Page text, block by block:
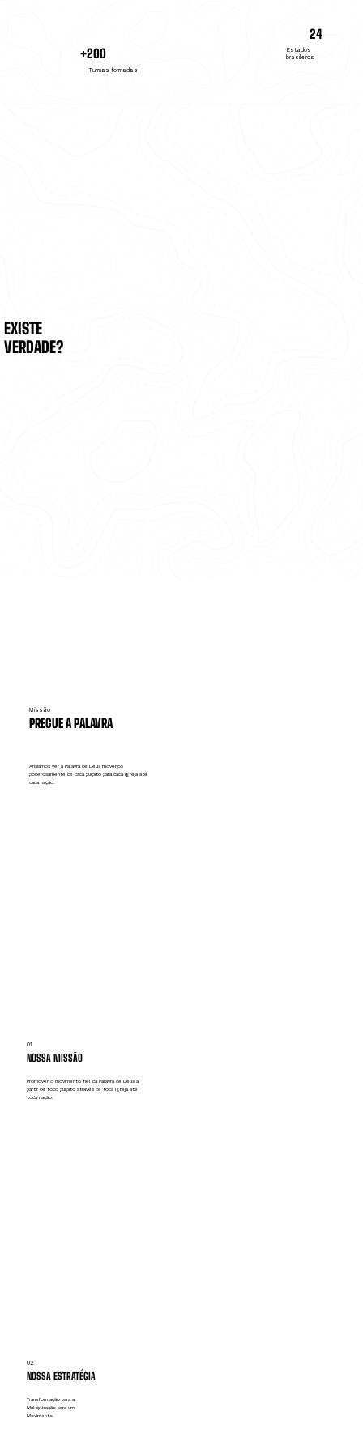
+200
Turmas formadas
24
Estados
brasileiros
EXISTE
VERDADE?
Missão
PREGUE A PALAVRA
Ansiamos ver a Palavra de Deus movendo
poderosamente de cada púlpito para cada igreja até
cada nação.
01
NOSSA MISSÃO
Promover o movimento fiel da Palavra de Deus a
partir de todo púlpito através de toda igreja até
toda nação.
02
NOSSA ESTRATÉGIA
Transformação para a
Multiplicação para um
Movimento.